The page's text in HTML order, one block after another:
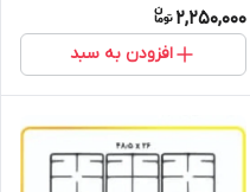
2,250,000
افزودن به سبد